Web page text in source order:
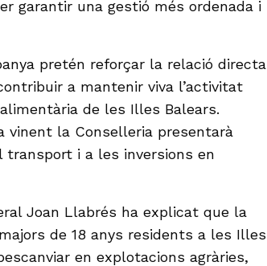
garantir una gestió més ordenada i
pretén reforçar la relació directa
a mantenir viva l’activitat
de les Illes Balears.
vinent la Conselleria presentarà
transport i a les inversions en
Joan Llabrés ha explicat que la
de 18 anys residents a les Illes
en explotacions agràries,